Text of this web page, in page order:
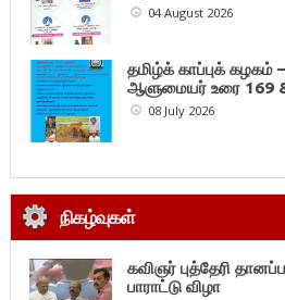
04 August 2026
தமிழ்க் காப்புக்
ஆளுமையர் உரை 169
08 July 2026
நிகழ்வுகள்
கவிஞர் புத்தேரி
பாராட்டு விழா